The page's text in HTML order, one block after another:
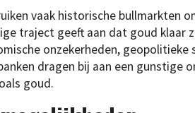
vaak historische bullmarkten
traject geeft aan dat goud klaar
onzekerheden, geopolitieke
dragen bij aan een gunstige
goud.